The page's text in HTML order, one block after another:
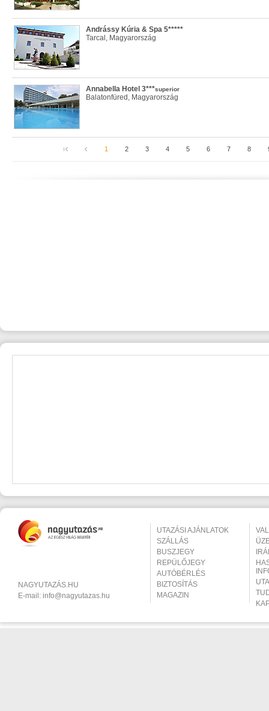
Andrássy Kúria & Spa 5*****
Tarcal, Magyarország
Annabella Hotel 3***superior
Balatonfüred, Magyarország
1 2 3 4 5 6 7 8
NAGYUTAZÁS.HU
E-mail: info@nagyutazas.hu
UTAZÁSI AJÁNLATOK
SZÁLLÁS
BUSZJEGY
REPÜLŐJEGY
AUTÓBÉRLÉS
BIZTOSÍTÁS
MAGAZIN